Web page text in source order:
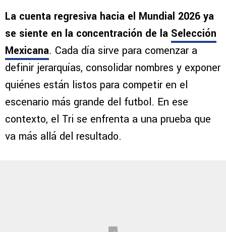
La cuenta regresiva hacia el Mundial 2026 ya
se siente en la concentración de la Selección
Mexicana. Cada día sirve para comenzar a
definir jerarquías, consolidar nombres y exponer
quiénes están listos para competir en el
escenario más grande del futbol. En ese
contexto, el Tri se enfrenta a una prueba que
va más allá del resultado.